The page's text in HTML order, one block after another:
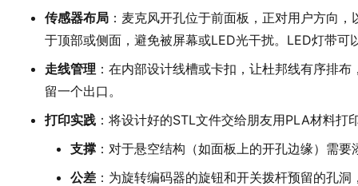
传感器布局 ：麦克风开孔位于前面板，正对用户方向
于顶部或侧面，避免被屏幕或LED光干扰。LED灯带
走线管理 ：在内部设计线槽或卡扣，让杜邦线有序排
留一个出口。
打印实践 ：将设计好的STL文件交给朋友用PLA材料打
支撑 ：对于悬空结构（如面板上的开孔边缘）需
公差 ：为旋转编码器的旋钮和开关拨杆预留的孔